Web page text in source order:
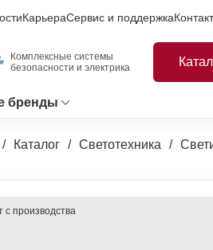
КарьераСервис и поддержка
Комплексные системы
безопасности и электрика
бренды
Каталог Светотехника
с производства